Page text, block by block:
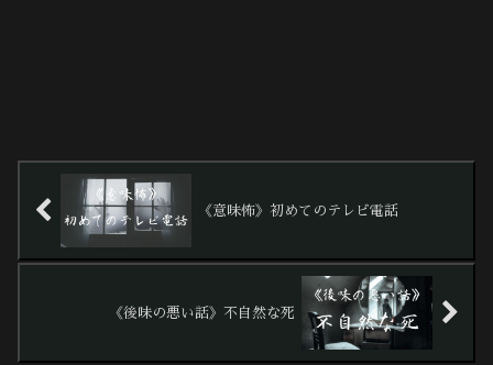
《意味怖》初めてのテレビ電話
《後味の悪い話》不自然な死